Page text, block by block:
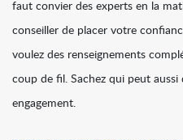
faut convier des experts en la
conseiller de placer votre
voulez des renseignements
coup de fil. Sachez qui peut
engagement.